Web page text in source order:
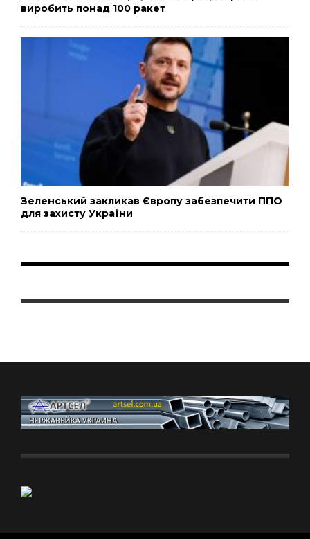
виробить понад 100 ракет
Зеленський закликав Європу забезпечити ППО
для захисту України